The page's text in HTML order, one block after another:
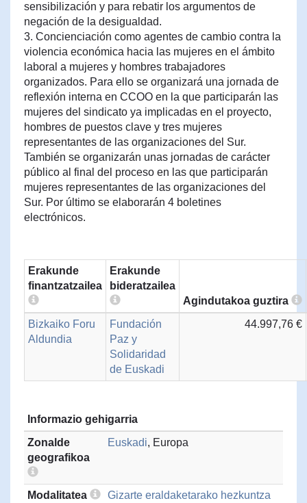
sensibilización y para rebatir los argumentos de
negación de la desigualdad.
3. Concienciación como agentes de cambio contra la
violencia económica hacia las mujeres en el ámbito
laboral a mujeres y hombres trabajadores
organizados. Para ello se organizará una jornada de
reflexión interna en CCOO en la que participarán las
mujeres del sindicato ya implicadas en el proyecto,
hombres de puestos clave y tres mujeres
representantes de las organizaciones del Sur.
También se organizarán unas jornadas de carácter
público al final del proceso en las que participarán
mujeres representantes de las organizaciones del
Sur. Por último se elaborarán 4 boletines
electrónicos.
Erakunde
finantzatzailea
Erakunde
bideratzailea
Agindutakoa guztira
Bizkaiko Foru
Aldundia
Fundación
Paz y
Solidaridad
de Euskadi
44.997,76 €
Informazio gehigarria
Zonalde
geografikoa
Euskadi, Europa
Modalitatea Gizarte eraldaketarako hezkuntza